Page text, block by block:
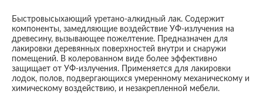
Быстровысыхающий уретано-алкидный лак. Содержит
компоненты, замедляющие воздействие УФ-излучения на
древесину, вызывающее пожелтение. Предназначен для
лакировки деревянных поверхностей внутри и снаружи
помещений. В колерованном виде более эффективно
защищает от УФ-излучения. Применяется для лакировки
лодок, полов, подвергающихся умеренному механическому и
химическому воздействию, и незакрепленной мебели.